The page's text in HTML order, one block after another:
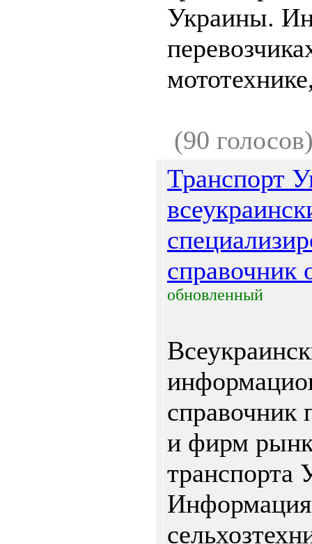
Украины.
(90
Транспорт
справочник
обновленный
справочник
и фирм
транспорта